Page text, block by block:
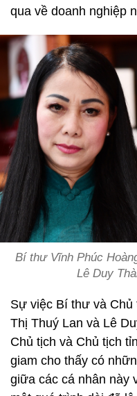
qua về doanh nghiệp
Bí thư Vĩnh Phúc
Lê Duy
Sự việc Bí thư và Chủ
Thị Thuý Lan và Lê
Chủ tịch và Chủ tịch
giam cho thấy có
giữa các cá nhân này